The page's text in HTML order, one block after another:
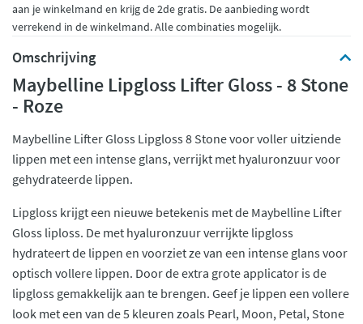
aan je winkelmand en krijg de 2de gratis. De aanbieding wordt
verrekend in de winkelmand. Alle combinaties mogelijk.
Omschrijving
Maybelline Lipgloss Lifter Gloss - 8 Stone
- Roze
Maybelline Lifter Gloss Lipgloss 8 Stone voor voller uitziende
lippen met een intense glans, verrijkt met hyaluronzuur voor
gehydrateerde lippen.
Lipgloss krijgt een nieuwe betekenis met de Maybelline Lifter
Gloss liploss. De met hyaluronzuur verrijkte lipgloss
hydrateert de lippen en voorziet ze van een intense glans voor
optisch vollere lippen. Door de extra grote applicator is de
lipgloss gemakkelijk aan te brengen. Geef je lippen een vollere
look met een van de 5 kleuren zoals Pearl, Moon, Petal, Stone